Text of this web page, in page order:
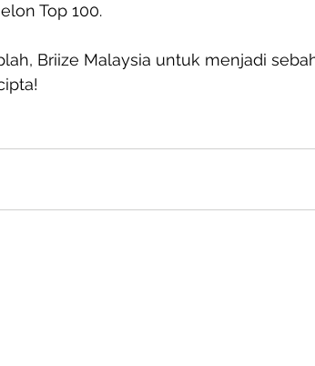
Top 100.
Briize Malaysia untuk menjadi